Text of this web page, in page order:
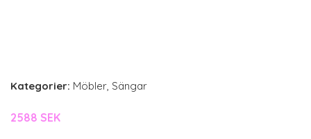
Kategorier: Möbler, Sängar
2588 SEK